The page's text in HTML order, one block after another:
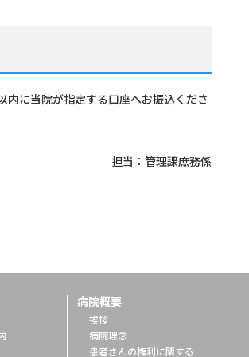
に当院が指定する口座へお振込くださ
担当：管理課庶務係
病院概要
挨拶
病院理念
患者さんの権利に関する